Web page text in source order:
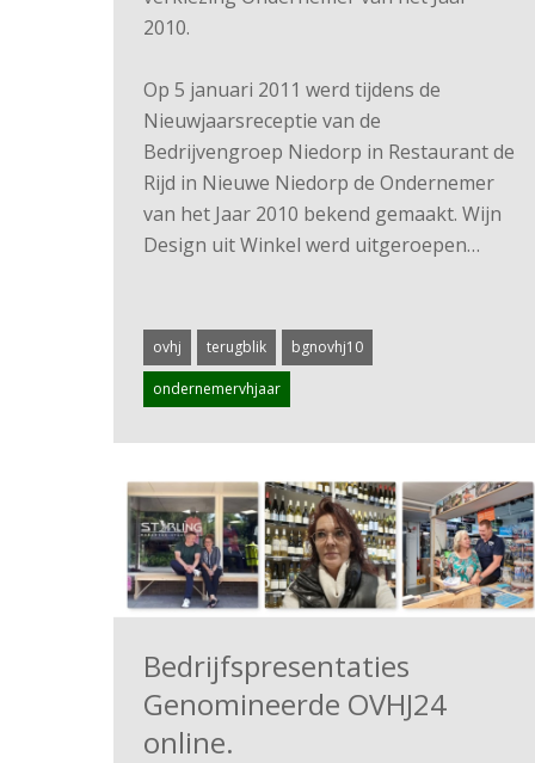
2010.
Op 5 januari 2011 werd tijdens de
Nieuwjaarsreceptie van de
Bedrijvengroep Niedorp in Restaurant de
Rijd in Nieuwe Niedorp de Ondernemer
van het Jaar 2010 bekend gemaakt. Wijn
Design uit Winkel werd uitgeroepen…
ovhj terugblik bgnovhj10
ondernemervhjaar
Bedrijfspresentaties
Genomineerde OVHJ24
online.